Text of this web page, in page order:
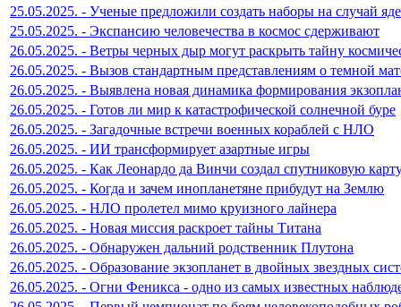
25.05.2025. - Ученые предложили создать наборы на случай
25.05.2025. - Экспансию человечества в космос сдерживают
26.05.2025. - Ветры черных дыр могут раскрыть тайну
26.05.2025. - Вызов стандартным представлениям о темной
26.05.2025. - Выявлена новая динамика формирования
26.05.2025. - Готов ли мир к катастрофической солнечной буре
26.05.2025. - Загадочные встречи военных кораблей с НЛО
26.05.2025. - ИИ трансформирует азартные игры
26.05.2025. - Как Леонардо да Винчи создал спутниковую
26.05.2025. - Когда и зачем инопланетяне прибудут на Землю
26.05.2025. - НЛО пролетел мимо круизного лайнера
26.05.2025. - Новая миссия раскроет тайны Титана
26.05.2025. - Обнаружен дальний родственник Плутона
26.05.2025. - Образование экзопланет в двойных звездных
26.05.2025. - Огни Феникса - одно из самых известных